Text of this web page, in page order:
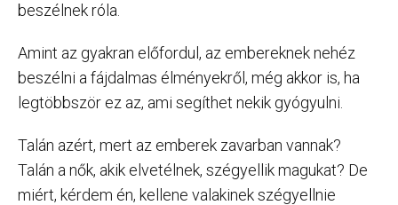
beszélnek róla.
Amint az gyakran előfordul, az embereknek nehéz
beszélni a fájdalmas élményekről, még akkor is, ha
legtöbbször ez az, ami segíthet nekik gyógyulni.
Talán azért, mert az emberek zavarban vannak?
Talán a nők, akik elvetélnek, szégyellik magukat? De
miért, kérdem én, kellene valakinek szégyellnie